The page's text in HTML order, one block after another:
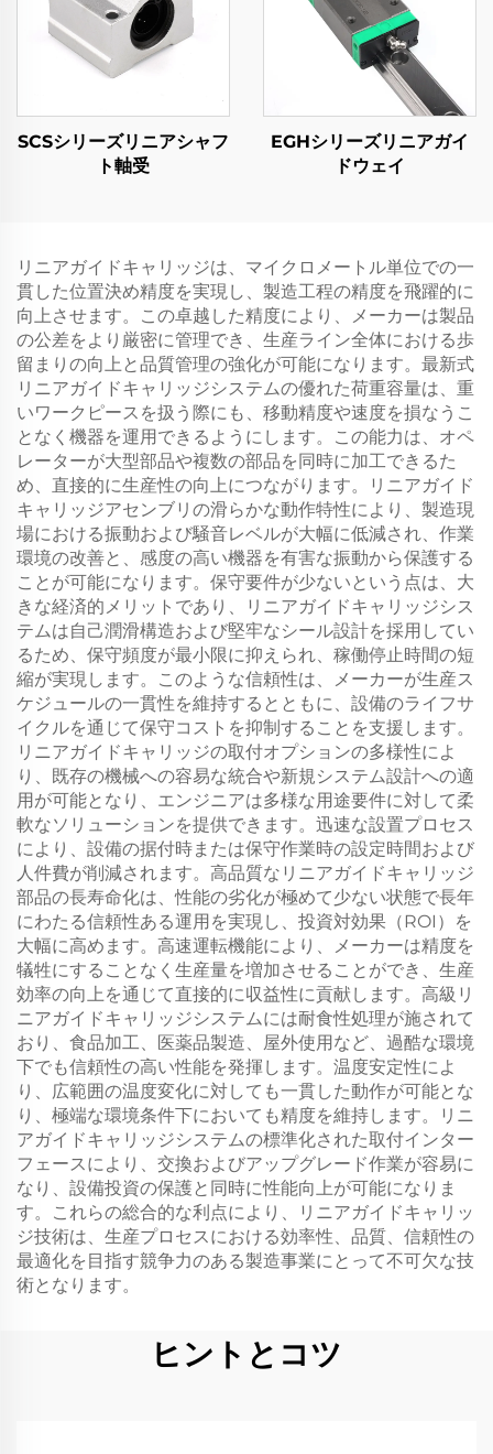
SCSシリーズリニアシャフ
ト軸受
EGHシリーズリニアガイ
ドウェイ
リニアガイドキャリッジは、マイクロメートル単位での一
貫した位置決め精度を実現し、製造工程の精度を飛躍的に
向上させます。この卓越した精度により、メーカーは製品
の公差をより厳密に管理でき、生産ライン全体における歩
留まりの向上と品質管理の強化が可能になります。最新式
リニアガイドキャリッジシステムの優れた荷重容量は、重
いワークピースを扱う際にも、移動精度や速度を損なうこ
となく機器を運用できるようにします。この能力は、オペ
レーターが大型部品や複数の部品を同時に加工できるた
め、直接的に生産性の向上につながります。リニアガイド
キャリッジアセンブリの滑らかな動作特性により、製造現
場における振動および騒音レベルが大幅に低減され、作業
環境の改善と、感度の高い機器を有害な振動から保護する
ことが可能になります。保守要件が少ないという点は、大
きな経済的メリットであり、リニアガイドキャリッジシス
テムは自己潤滑構造および堅牢なシール設計を採用してい
るため、保守頻度が最小限に抑えられ、稼働停止時間の短
縮が実現します。このような信頼性は、メーカーが生産ス
ケジュールの一貫性を維持するとともに、設備のライフサ
イクルを通じて保守コストを抑制することを支援します。
リニアガイドキャリッジの取付オプションの多様性によ
り、既存の機械への容易な統合や新規システム設計への適
用が可能となり、エンジニアは多様な用途要件に対して柔
軟なソリューションを提供できます。迅速な設置プロセス
により、設備の据付時または保守作業時の設定時間および
人件費が削減されます。高品質なリニアガイドキャリッジ
部品の長寿命化は、性能の劣化が極めて少ない状態で長年
にわたる信頼性ある運用を実現し、投資対効果（ROI）を
大幅に高めます。高速運転機能により、メーカーは精度を
犠牲にすることなく生産量を増加させることができ、生産
効率の向上を通じて直接的に収益性に貢献します。高級リ
ニアガイドキャリッジシステムには耐食性処理が施されて
おり、食品加工、医薬品製造、屋外使用など、過酷な環境
下でも信頼性の高い性能を発揮します。温度安定性によ
り、広範囲の温度変化に対しても一貫した動作が可能とな
り、極端な環境条件下においても精度を維持します。リニ
アガイドキャリッジシステムの標準化された取付インター
フェースにより、交換およびアップグレード作業が容易に
なり、設備投資の保護と同時に性能向上が可能になりま
す。これらの総合的な利点により、リニアガイドキャリッ
ジ技術は、生産プロセスにおける効率性、品質、信頼性の
最適化を目指す競争力のある製造事業にとって不可欠な技
術となります。
ヒントとコツ